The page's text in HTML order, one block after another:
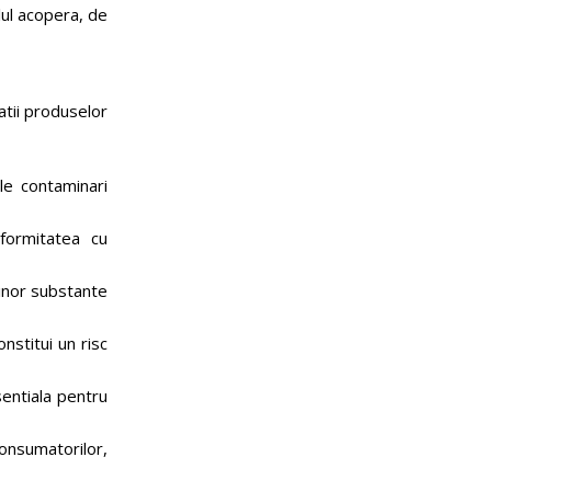
acopera, de
produselor
contaminari
cu
substante
un risc
pentru